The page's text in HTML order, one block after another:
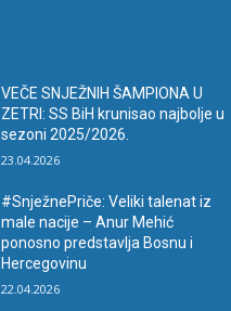
VEČE SNJEŽNIH ŠAMPIONA U
ZETRI: SS BiH krunisao najbolje u
sezoni 2025/2026.
23.04.2026
#SnježnePriče: Veliki talenat iz
male nacije – Anur Mehić
ponosno predstavlja Bosnu i
Hercegovinu
22.04.2026